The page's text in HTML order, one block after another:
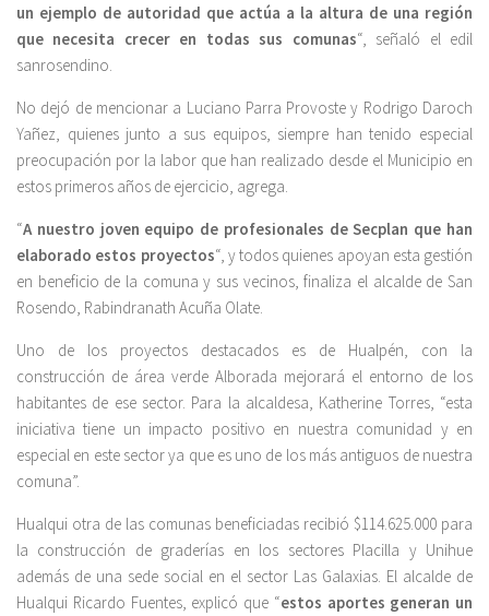
un ejemplo de autoridad que actúa a la altura de una región
que necesita crecer en todas sus comunas“, señaló el edil
sanrosendino.
No dejó de mencionar a Luciano Parra Provoste y Rodrigo Daroch
Yañez, quienes junto a sus equipos, siempre han tenido especial
preocupación por la labor que han realizado desde el Municipio en
estos primeros años de ejercicio, agrega.
“A nuestro joven equipo de profesionales de Secplan que han
elaborado estos proyectos“, y todos quienes apoyan esta gestión
en beneficio de la comuna y sus vecinos, finaliza el alcalde de San
Rosendo, Rabindranath Acuña Olate.
Uno de los proyectos destacados es de Hualpén, con la
construcción de área verde Alborada mejorará el entorno de los
habitantes de ese sector. Para la alcaldesa, Katherine Torres, “esta
iniciativa tiene un impacto positivo en nuestra comunidad y en
especial en este sector ya que es uno de los más antiguos de nuestra
comuna”.
Hualqui otra de las comunas beneficiadas recibió $114.625.000 para
la construcción de graderías en los sectores Placilla y Unihue
además de una sede social en el sector Las Galaxias. El alcalde de
Hualqui Ricardo Fuentes, explicó que “estos aportes generan un